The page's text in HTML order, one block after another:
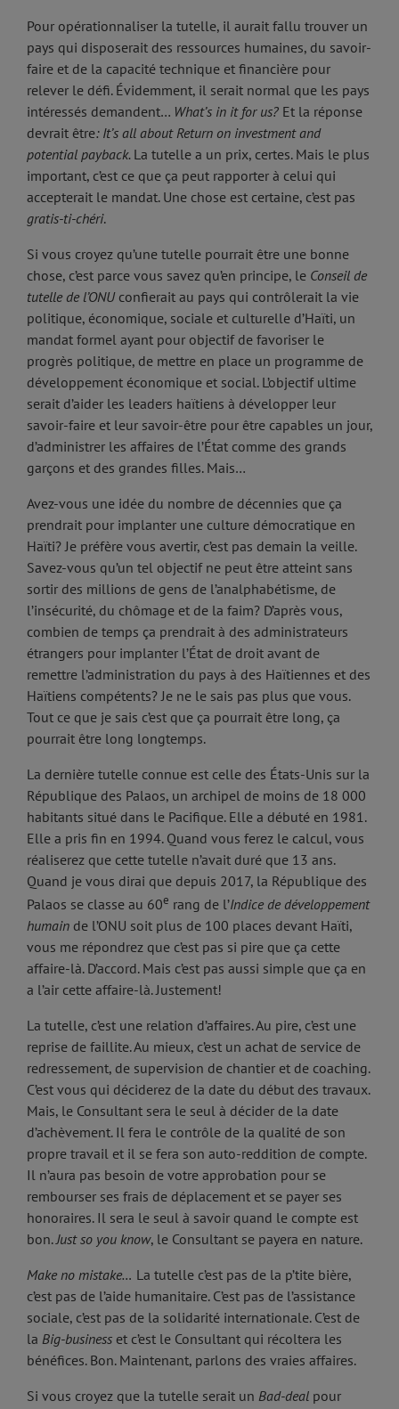
Pour opérationnaliser la tutelle, il aurait fallu trouver un
pays qui disposerait des ressources humaines, du savoir-
faire et de la capacité technique et financière pour
relever le défi. Évidemment, il serait normal que les pays
intéressés demandent… What’s in it for us? Et la réponse
devrait être: It’s all about Return on investment and
potential payback. La tutelle a un prix, certes. Mais le plus
important, c’est ce que ça peut rapporter à celui qui
accepterait le mandat. Une chose est certaine, c’est pas
gratis-ti-chéri.
Si vous croyez qu’une tutelle pourrait être une bonne
chose, c’est parce vous savez qu’en principe, le Conseil de
tutelle de l’ONUconfierait au pays qui contrôlerait la vie
politique, économique, sociale et culturelle d’Haïti, un
mandat formel ayant pour objectif de favoriser le
progrès politique, de mettre en place un programme de
développement économique et social. L’objectif ultime
serait d’aider les leaders haïtiens à développer leur
savoir-faire et leur savoir-être pour être capables un jour,
d’administrer les affaires de l’État comme des grands
garçons et des grandes filles. Mais…
Avez-vous une idée du nombre de décennies que ça
prendrait pour implanter une culture démocratique en
Haïti? Je préfère vous avertir, c’est pas demain la veille.
Savez-vous qu’un tel objectif ne peut être atteint sans
sortir des millions de gens de l’analphabétisme, de
l’insécurité, du chômage et de la faim? D’après vous,
combien de temps ça prendrait à des administrateurs
étrangers pour implanter l’État de droit avant de
remettre l’administration du pays à des Haïtiennes et des
Haïtiens compétents? Je ne le sais pas plus que vous.
Tout ce que je sais c’est que ça pourrait être long, ça
pourrait être long longtemps.
La dernière tutelle connue est celle des États-Unis sur la
République des Palaos, un archipel de moins de 18 000
habitants situé dans le Pacifique. Elle a débuté en 1981.
Elle a pris fin en 1994. Quand vous ferez le calcul, vous
réaliserez que cette tutelle n’avait duré que 13 ans.
Quand je vous dirai que depuis 2017, la République des
Palaos se classe au 60e rang de l’Indice de développement
humain de l’ONU soit plus de 100 places devant Haïti,
vous me répondrez que c’est pas si pire que ça cette
affaire-là. D’accord. Mais c’est pas aussi simple que ça en
a l’air cette affaire-là. Justement!
La tutelle, c’est une relation d’affaires. Au pire, c’est une
reprise de faillite. Au mieux, c’est un achat de service de
redressement, de supervision de chantier et de coaching.
C’est vous qui déciderez de la date du début des travaux.
Mais, le Consultant sera le seul à décider de la date
d’achèvement. Il fera le contrôle de la qualité de son
propre travail et il se fera son auto-reddition de compte.
Il n’aura pas besoin de votre approbation pour se
rembourser ses frais de déplacement et se payer ses
honoraires. Il sera le seul à savoir quand le compte est
bon.Just so you know, le Consultant se payera en nature.
Make no mistake… La tutelle c’est pas de la p’tite bière,
c’est pas de l’aide humanitaire. C’est pas de l’assistance
sociale, c’est pas de la solidarité internationale. C’est de
la Big-business et c’est le Consultant qui récoltera les
bénéfices. Bon. Maintenant, parlons des vraies affaires.
Si vous croyez que la tutelle serait un Bad-deal pour